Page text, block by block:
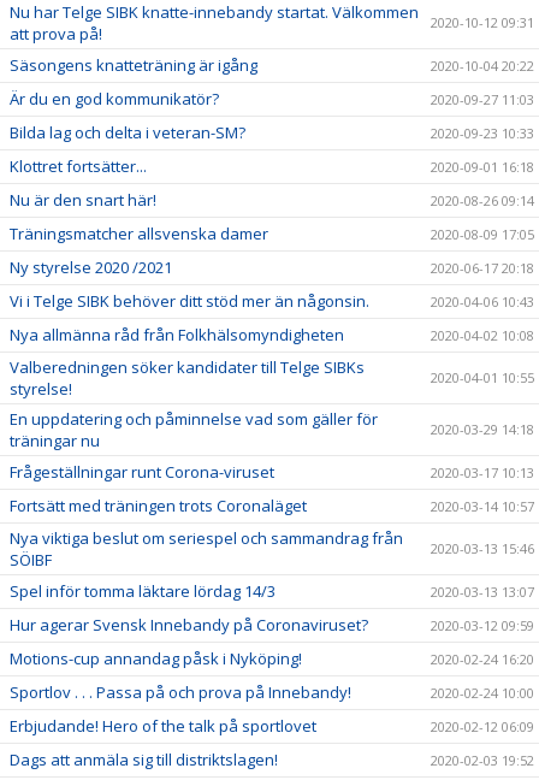
Nu har Telge SIBK knatte-innebandy startat. Välkommen
att prova på!
2020-10-12 09:31
Säsongens knatteträning är igång 2020-10-04 20:22
Är du en god kommunikatör? 2020-09-27 11:03
Bilda lag och delta i veteran-SM? 2020-09-23 10:33
Klottret fortsätter... 2020-09-01 16:18
Nu är den snart här! 2020-08-26 09:14
Träningsmatcher allsvenska damer 2020-08-09 17:05
Ny styrelse 2020 /2021 2020-06-17 20:18
Vi i Telge SIBK behöver ditt stöd mer än någonsin. 2020-04-06 10:43
Nya allmänna råd från Folkhälsomyndigheten 2020-04-02 10:08
Valberedningen söker kandidater till Telge SIBKs
styrelse!
2020-04-01 10:55
En uppdatering och påminnelse vad som gäller för
träningar nu
2020-03-29 14:18
Frågeställningar runt Corona-viruset 2020-03-17 10:13
Fortsätt med träningen trots Coronaläget 2020-03-14 10:57
Nya viktiga beslut om seriespel och sammandrag från
SÖIBF
2020-03-13 15:46
Spel inför tomma läktare lördag 14/3 2020-03-13 13:07
Hur agerar Svensk Innebandy på Coronaviruset? 2020-03-12 09:59
Motions-cup annandag påsk i Nyköping! 2020-02-24 16:20
Sportlov . . . Passa på och prova på Innebandy! 2020-02-24 10:00
Erbjudande! Hero of the talk på sportlovet 2020-02-12 06:09
Dags att anmäla sig till distriktslagen! 2020-02-03 19:52